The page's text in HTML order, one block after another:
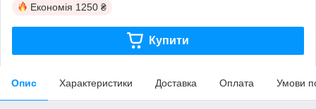
Економія 1250 ₴
Купити
Опис Характеристики Доставка Оплата Умови